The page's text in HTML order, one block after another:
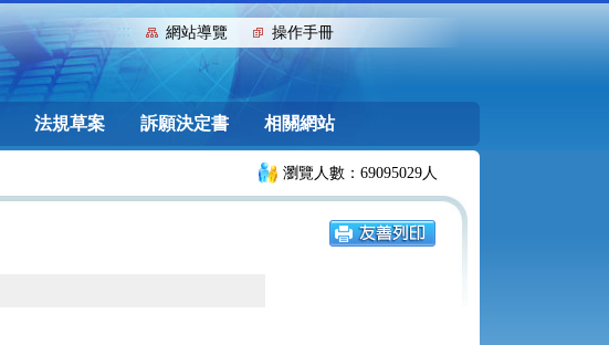
::: 網站導覽 操作手冊
法規草案 訴願決定書 相關網站
瀏覽人數：69095029人